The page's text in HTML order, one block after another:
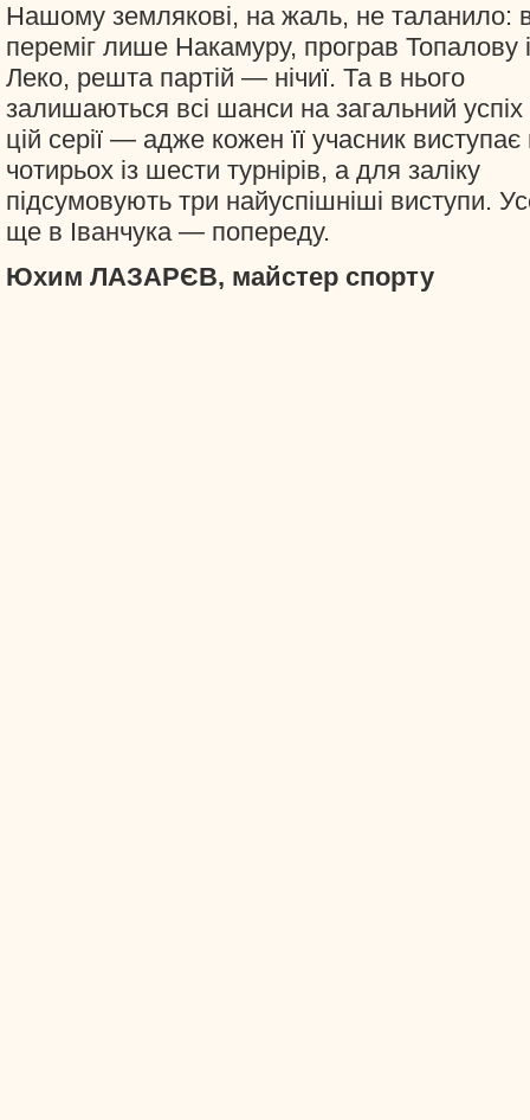
Нашому землякові, на жаль, не таланило:
переміг лише Накамуру, програв Топалову і
Леко, решта партій — нічиї. Та в нього
залишаються всі шанси на загальний успіх
цій серії — адже кожен її учасник виступає
чотирьох із шести турнірів, а для заліку
підсумовують три найуспішніші виступи.
ще в Іванчука — попереду.
Юхим ЛАЗАРЄВ, майстер спорту